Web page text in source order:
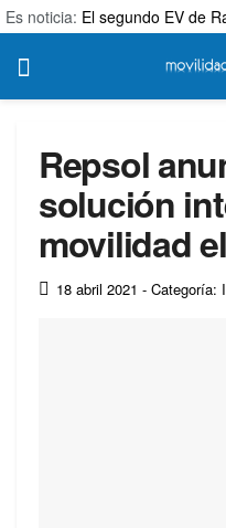
Es noticia: El segundo EV de
Repsol
solución
movilidad
18 abril 2021 - Categoría: